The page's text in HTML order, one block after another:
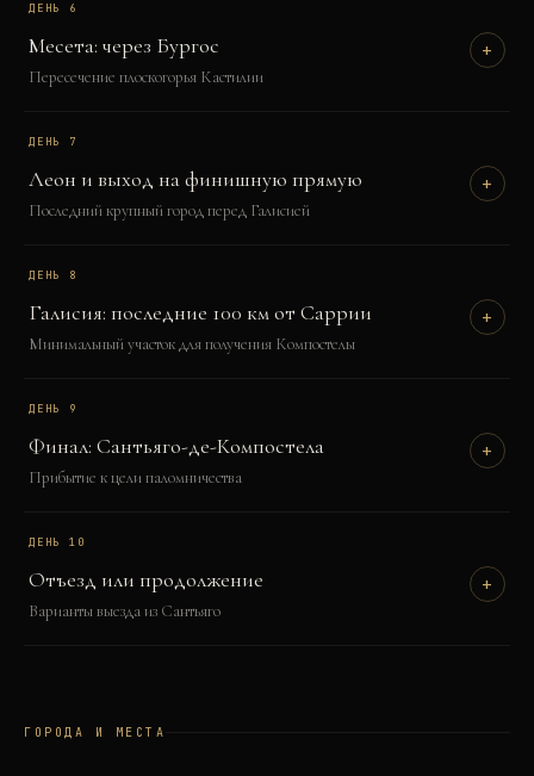
ДЕНЬ 6
Месета: через Бургос
Пересечение плоскогорья Кастилии
+
ДЕНЬ 7
Леон и выход на финишную прямую
Последний крупный город перед Галисией
+
ДЕНЬ 8
Галисия: последние 100 км от Саррии
Минимальный участок для получения Компостелы
+
ДЕНЬ 9
Финал: Сантьяго-де-Компостела
Прибытие к цели паломничества
+
ДЕНЬ 10
Отъезд или продолжение
Варианты выезда из Сантьяго
+
ГОРОДА И МЕСТА